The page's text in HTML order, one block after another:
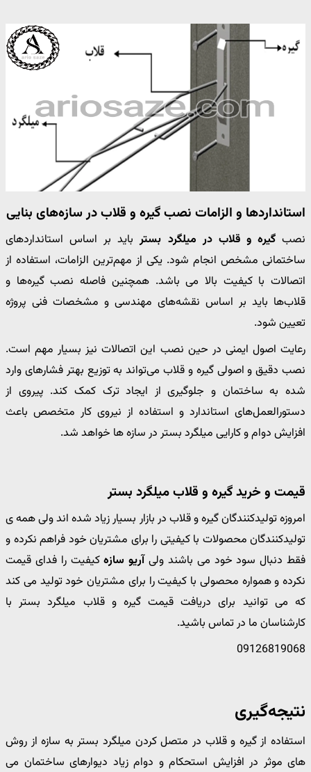
استانداردها و الزامات نصب گیره و قلاب در سازه‌های بنایی
نصبگیره و قلاب در میلگرد بسترباید بر اساس استانداردهای
ساختمانی مشخص انجام شود. یکی از مهم‌ترین الزامات، استفاده از
اتصالات با کیفیت بالا می باشد. همچنین فاصله نصب گیره‌ها و
قلاب‌ها باید بر اساس نقشه‌های مهندسی و مشخصات فنی پروژه
تعیین شود.
رعایت اصول ایمنی در حین نصب این اتصالات نیز بسیار مهم است.
نصب دقیق و اصولی گیره و قلاب می‌تواند به توزیع بهتر فشارهای وارد
شده به ساختمان و جلوگیری از ایجاد ترک‌ کمک کند. پیروی از
دستورالعمل‌های استاندارد و استفاده از نیروی کار متخصص باعث
افزایش دوام و کارایی میلگرد بستر در سازه ها خواهد شد.
قیمت و خرید گیره و قلاب میلگرد بستر
امروزه تولیدکنندگان گیره و قلاب در بازار بسیار زیاد شده اند ولی همه ی
تولیدکنندگان محصولات با کیفیتی را برای مشتریان خود فراهم نکرده و
فقط دنبال سود خود می باشند ولیآریو سازهکیفیت را فدای قیمت
نکرده و همواره محصولی با کیفیت را برای مشتریان خود تولید می کند
که می توانید برای دریافت قیمت گیره و قلاب میلگرد بستر با
کارشناسان ما در تماس باشید.
09126819068
نتیجه‌گیری
استفاده از گیره و قلاب در متصل کردن میلگرد بستر به سازه از روش
های موثر در افزایش استحکام و دوام زیاد دیوارهای ساختمان می